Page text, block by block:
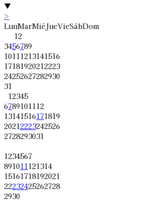
▼
>
LunMarMiéJueVieSábDom
12
3456789
10111213141516
17181920212223
24252627282930
31
12345
6789101112
13141516171819
20212223242526
2728293031
1234567
891011121314
15161718192021
22232425262728
2930